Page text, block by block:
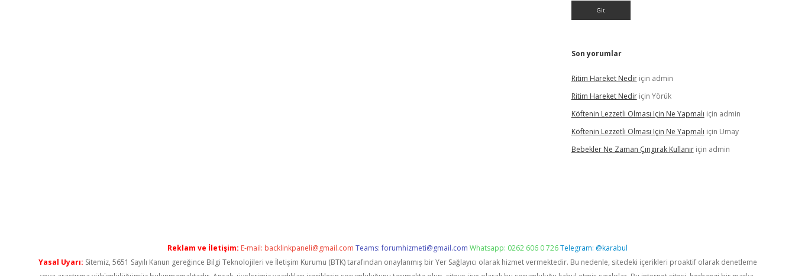
Son yorumlar
Ritim Hareket Nediriçin admin
Ritim Hareket Nediriçin Yörük
Köftenin Lezzetli Olması Için Ne Yapmalı için admin
Köftenin Lezzetli Olması Için Ne Yapmalı için Umay
Bebekler Ne Zaman Çıngırak Kullanıriçin admin
Reklam ve İletişim: E-mail: backlinkpaneli@gmail.com Teams:forumhizmeti@gmail.com Whatsapp: 0262 606 0 726Telegram: @karabul
Yasal Uyarı: Sitemiz, 5651 Sayılı Kanun gereğince Bilgi Teknolojileri ve İletişim Kurumu (BTK) tarafından onaylanmış bir Yer Sağlayıcı olarak hizmet vermektedir. Bu nedenle, sitedeki içerikleri proaktif olarak denetleme